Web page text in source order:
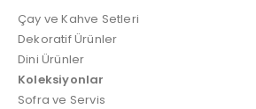
Çay ve Kahve Setleri
Dekoratif Ürünler
Dini Ürünler
Koleksiyonlar
Sofra ve Servis